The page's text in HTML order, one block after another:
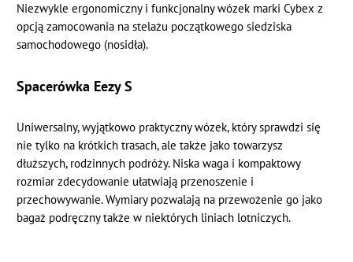
Niezwykle ergonomiczny i funkcjonalny wózek marki Cybex z
opcją zamocowania na stelażu początkowego siedziska
samochodowego (nosidła).
Spacerówka Eezy S
Uniwersalny, wyjątkowo praktyczny wózek, który sprawdzi się
nie tylko na krótkich trasach, ale także jako towarzysz
dłuższych, rodzinnych podróży. Niska waga i kompaktowy
rozmiar zdecydowanie ułatwiają przenoszenie i
przechowywanie. Wymiary pozwalają na przewożenie go jako
bagaż podręczny także w niektórych liniach lotniczych.